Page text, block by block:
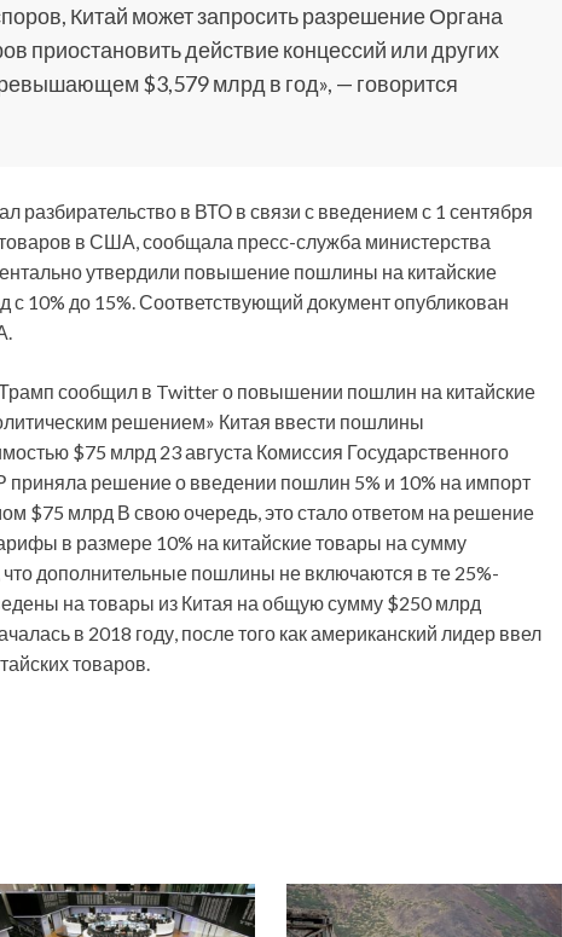
Китай может запросить разрешение Органа
приостановить действие концессий или других
$3,579 млрд в год», — говорится
разбирательство в ВТО в связи с введением с 1 сентября
в США, сообщала пресс-служба министерства
утвердили повышение пошлины на китайские
10% до 15%. Соответствующий документ опубликован
сообщил в Twitter о повышении пошлин на китайские
решением» Китая ввести пошлины
$75 млрд 23 августа Комиссия Государственного
решение о введении пошлин 5% и 10% на импорт
$75 млрд В свою очередь, это стало ответом на решение
в размере 10% на китайские товары на сумму
дополнительные пошлины не включаются в те 25%-
на товары из Китая на общую сумму $250 млрд
в 2018 году, после того как американский лидер ввел
товаров.